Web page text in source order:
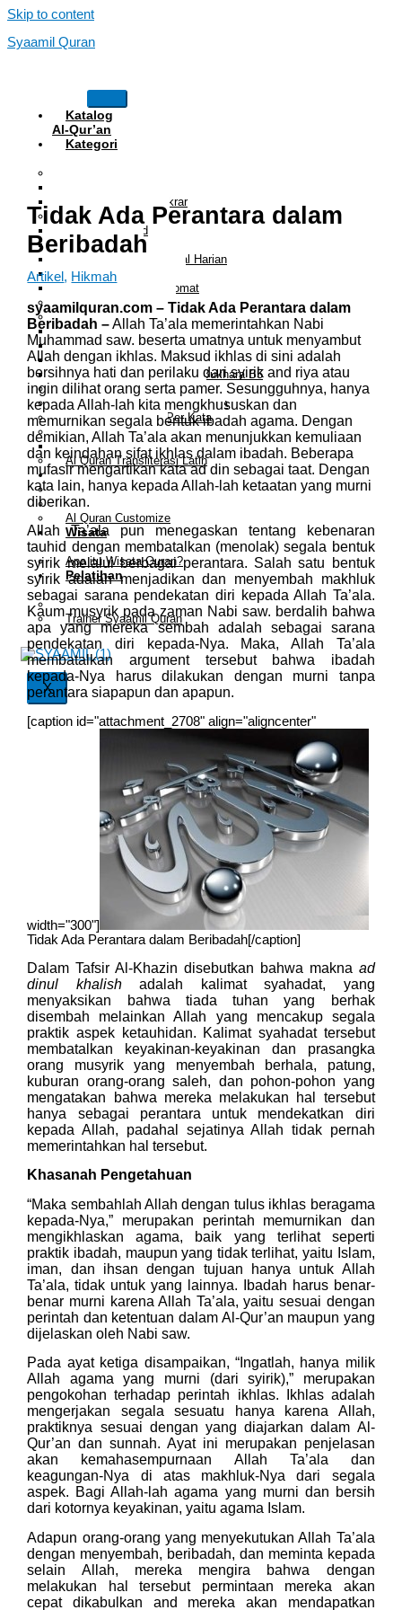
Skip to content
Syaamil Quran
Katalog
Al-Qur’an
Kategori
Al Quran Hafalan Tikrar
Al Quran Tematik
Mushaf Tahajud
Quran Hijrah
Al-Qur’an Bukhara Amal Harian
Al Quran Haji Umrah
Mushaf Tilawah Maqomat
Al Quran Terjemah
Al Quran Tajwid dan Terjemah
Al-Qur’an Bukhara Amal Harian
Al Quran Tajwid Terjemah Bukhara A6
Al Quran Tajwid Terjemah Bukhara A5
Al Quran Tajwid Terjemah Bukhara B5
Al Quran Spesial Wanita
Al Quran Spesial Wanita Azalia
Al Quran Terjemah Per Kata
Al Quran Tilawah
Mushaf Tilawah Quba
Al Quran Transliterasi Latin
Kemitraan
Rumah Syaamil
Wholesale & Retail
Al Quran Customize
Wisata
Quran
Apa itu Wisata Quran?
Pelatihan
Kequranan
Apa itu Pelatihan Quran?
Trainer Syaamil Quran
X
Tidak Ada Perantara dalam
Beribadah
Artikel , Hikmah
syaamilquran.com – Tidak Ada Perantara dalam
Beribadah –Allah Ta’ala memerintahkan Nabi
Muhammad saw. beserta umatnya untuk menyambut
Allah dengan ikhlas. Maksud ikhlas di sini adalah
bersihnya hati dan perilaku dari syirik and riya atau
ingin dilihat orang serta pamer. Sesungguhnya, hanya
kepada Allah-lah kita mengkhususkan dan
memurnikan segala bentuk ibadah agama. Dengan
demikian, Allah Ta’ala akan menunjukkan kemuliaan
dan keindahan sifat ikhlas dalam ibadah. Beberapa
mufasir mengartikan kata ad din sebagai taat. Dengan
kata lain, hanya kepada Allah-lah ketaatan yang murni
diberikan.
Allah Ta’ala pun menegaskan tentang kebenaran
tauhid dengan membatalkan (menolak) segala bentuk
syirik melalui berbagai perantara. Salah satu bentuk
syirik adalah menjadikan dan menyembah makhluk
sebagai sarana pendekatan diri kepada Allah Ta’ala.
Kaum musyrik pada zaman Nabi saw. berdalih bahwa
apa yang mereka sembah adalah sebagai sarana
pendekatan diri kepada-Nya. Maka, Allah Ta’ala
membatalkan argument tersebut bahwa ibadah
kepada-Nya harus dilakukan dengan murni tanpa
perantara siapapun dan apapun.
[caption id="attachment_2708" align="aligncenter"
width="300"]
Tidak Ada Perantara dalam Beribadah[/caption]
Dalam Tafsir Al-Khazin disebutkan bahwa makna ad
dinul khalishadalah kalimat syahadat, yang
menyaksikan bahwa tiada tuhan yang berhak
disembah melainkan Allah yang mencakup segala
praktik aspek ketauhidan. Kalimat syahadat tersebut
membatalkan keyakinan-keyakinan dan prasangka
orang musyrik yang menyembah berhala, patung,
kuburan orang-orang saleh, dan pohon-pohon yang
mengatakan bahwa mereka melakukan hal tersebut
hanya sebagai perantara untuk mendekatkan diri
kepada Allah, padahal sejatinya Allah tidak pernah
memerintahkan hal tersebut.
Khasanah Pengetahuan
“Maka sembahlah Allah dengan tulus ikhlas beragama
kepada-Nya,” merupakan perintah memurnikan dan
mengikhlaskan agama, baik yang terlihat seperti
praktik ibadah, maupun yang tidak terlihat, yaitu Islam,
iman, dan ihsan dengan tujuan hanya untuk Allah
Ta’ala, tidak untuk yang lainnya. Ibadah harus benar-
benar murni karena Allah Ta’ala, yaitu sesuai dengan
perintah dan ketentuan dalam Al-Qur’an maupun yang
dijelaskan oleh Nabi saw.
Pada ayat ketiga disampaikan, “Ingatlah, hanya milik
Allah agama yang murni (dari syirik),” merupakan
pengokohan terhadap perintah ikhlas. Ikhlas adalah
mengerjakan segala sesuatu hanya karena Allah,
praktiknya sesuai dengan yang diajarkan dalam Al-
Qur’an dan sunnah. Ayat ini merupakan penjelasan
akan kemahasempurnaan Allah Ta’ala dan
keagungan-Nya di atas makhluk-Nya dari segala
aspek. Bagi Allah-lah agama yang murni dan bersih
dari kotornya keyakinan, yaitu agama Islam.
Adapun orang-orang yang menyekutukan Allah Ta’ala
dengan menyembah, beribadah, dan meminta kepada
selain Allah, mereka mengira bahwa dengan
melakukan hal tersebut permintaan mereka akan
cepat dikabulkan and mereka akan mendapatkan